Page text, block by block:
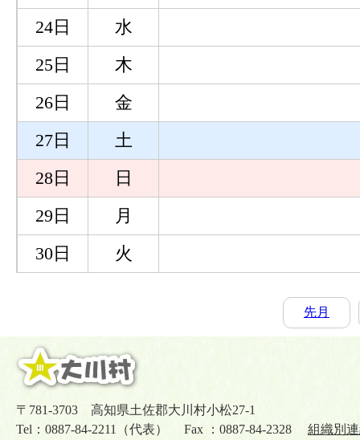
24日
水
25日
木
26日
金
27日
土
28日
日
29日
月
30日
火
先月
〒781-3703 高知県土佐郡大川村小松27-1
Tel：0887-84-2211（代表） Fax ：0887-84-2328 組織別